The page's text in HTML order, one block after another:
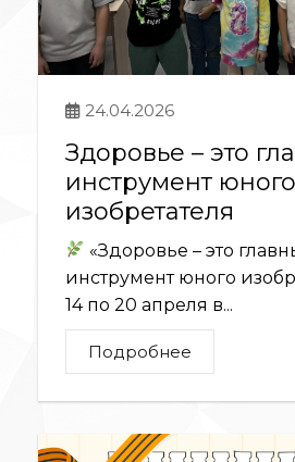
24.04.2026
Здоровье – это
инструмент юного
изобретателя
«Здоровье – это
инструмент юного
14 по 20 апреля в...
Подробнее